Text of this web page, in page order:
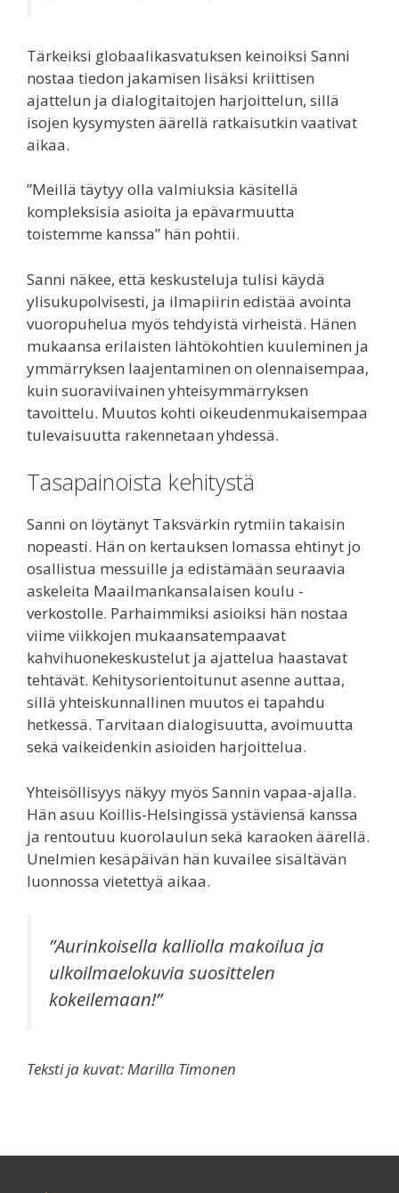
Tärkeiksi globaalikasvatuksen keinoiksi Sanni
nostaa tiedon jakamisen lisäksi kriittisen
ajattelun ja dialogitaitojen harjoittelun, sillä
isojen kysymysten äärellä ratkaisutkin vaativat
aikaa.
”Meillä täytyy olla valmiuksia käsitellä
kompleksisia asioita ja epävarmuutta
toistemme kanssa” hän pohtii.
Sanni näkee, että keskusteluja tulisi käydä
ylisukupolvisesti, ja ilmapiirin edistää avointa
vuoropuhelua myös tehdyistä virheistä. Hänen
mukaansa erilaisten lähtökohtien kuuleminen ja
ymmärryksen laajentaminen on olennaisempaa,
kuin suoraviivainen yhteisymmärryksen
tavoittelu. Muutos kohti oikeudenmukaisempaa
tulevaisuutta rakennetaan yhdessä.
Tasapainoista kehitystä
Sanni on löytänyt Taksvärkin rytmiin takaisin
nopeasti. Hän on kertauksen lomassa ehtinyt jo
osallistua messuille ja edistämään seuraavia
askeleita Maailmankansalaisen koulu -
verkostolle. Parhaimmiksi asioiksi hän nostaa
viime viikkojen mukaansatempaavat
kahvihuonekeskustelut ja ajattelua haastavat
tehtävät. Kehitysorientoitunut asenne auttaa,
sillä yhteiskunnallinen muutos ei tapahdu
hetkessä. Tarvitaan dialogisuutta, avoimuutta
sekä vaikeidenkin asioiden harjoittelua.
Yhteisöllisyys näkyy myös Sannin vapaa-ajalla.
Hän asuu Koillis-Helsingissä ystäviensä kanssa
ja rentoutuu kuorolaulun sekä karaoken äärellä.
Unelmien kesäpäivän hän kuvailee sisältävän
luonnossa vietettyä aikaa.
”Aurinkoisella kalliolla makoilua ja
ulkoilmaelokuvia suosittelen
kokeilemaan!”
Teksti ja kuvat: Marilla Timonen